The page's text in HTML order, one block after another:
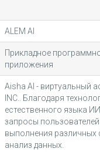
ALEM AI
Прикладное
приложения
Aisha AI - виртуальный
INC.. Благодаря
естественного языка
запросы
выполнения различных
анализ данных.